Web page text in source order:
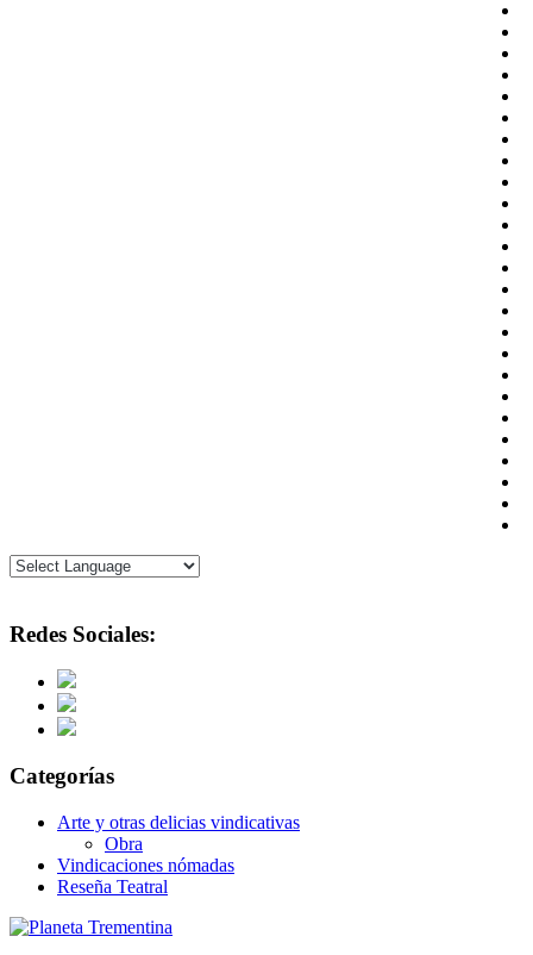
Redes Sociales:
Categorías
Arte y otras delicias vindicativas
Obra
Vindicaciones nómadas
Reseña Teatral